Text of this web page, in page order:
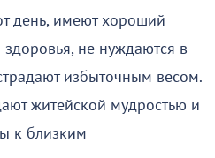
день, имеют хороший
не нуждаются в
избыточным весом.
житейской мудростью и
к близким